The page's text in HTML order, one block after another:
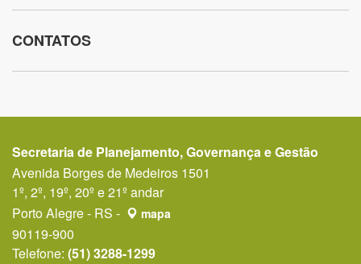
CONTATOS
Secretaria de Planejamento, Governança e Gestão
Avenida Borges de Medeiros 1501
1º, 2º, 19º, 20º e 21º andar
Porto Alegre - RS -
mapa
90119-900
Telefone: (51) 3288-1299